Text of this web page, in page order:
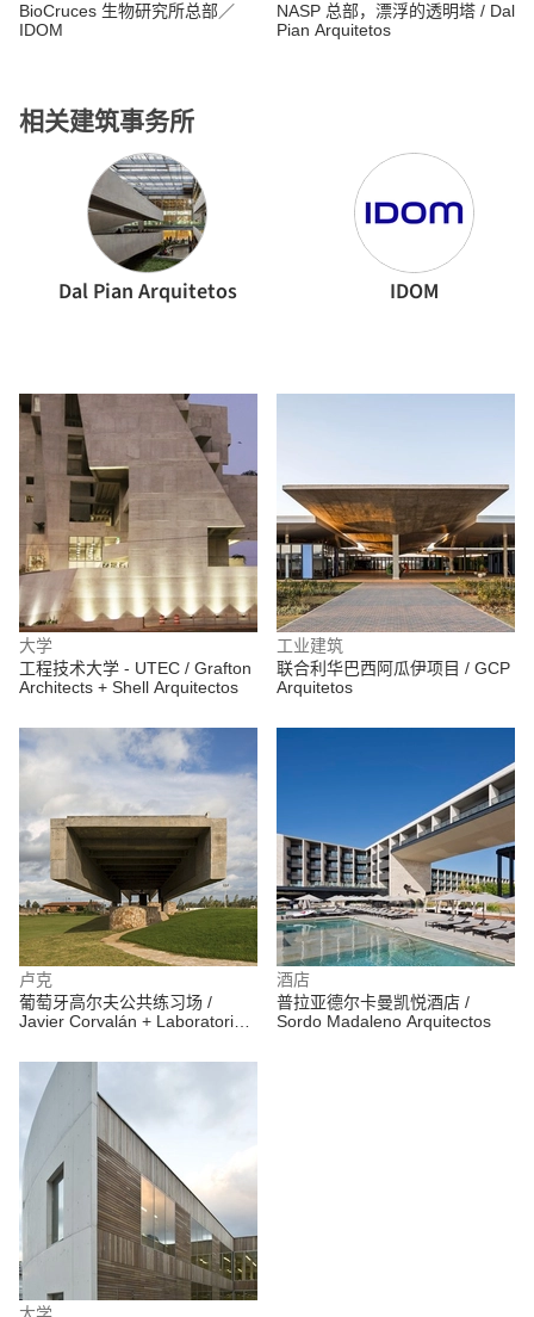
BioCruces 生物研究所总部／
IDOM
相关建筑事务所
Dal Pian Arquitetos IDOM
NASP 总部，漂浮的透明塔 / Dal
Pian Arquitetos
大学
工程技术大学 - UTEC / Grafton
Architects + Shell Arquitectos
工业建筑
联合利华巴西阿瓜伊项目 / GCP
Arquitetos
卢克
葡萄牙高尔夫公共练习场 /
Javier Corvalán + Laboratorio
酒店
普拉亚德尔卡曼凯悦酒店 /
Sordo Madaleno Arquitectos